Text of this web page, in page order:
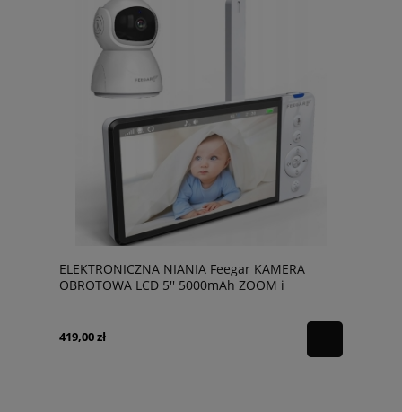
ELEKTRONICZNA NIANIA Feegar KAMERA
OBROTOWA LCD 5'' 5000mAh ZOOM i
419,00 zł